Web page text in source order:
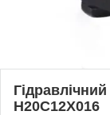
H20C12X016